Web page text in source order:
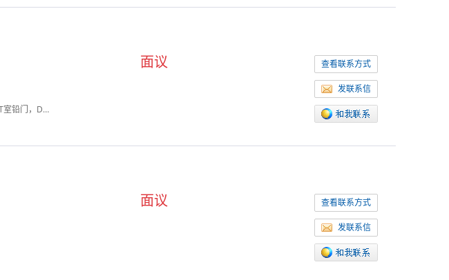
铅门，铅板，硫酸钡砂，硫酸钡板，医用防辐射铅门，医用防辐射铅板，CT室铅门，DR室铅门
查看联系方式
发联系信
面议
查看联系方式
发联系信
面议